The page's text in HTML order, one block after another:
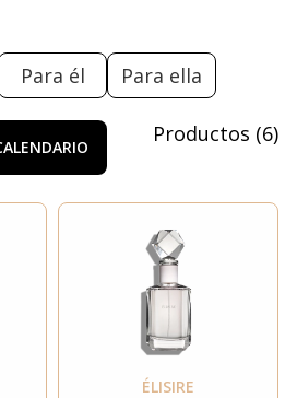
Para él Para ella
Productos (6)
ÉLISIRE